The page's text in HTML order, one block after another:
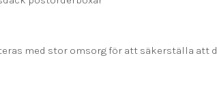
med stor omsorg för att säkerställa att